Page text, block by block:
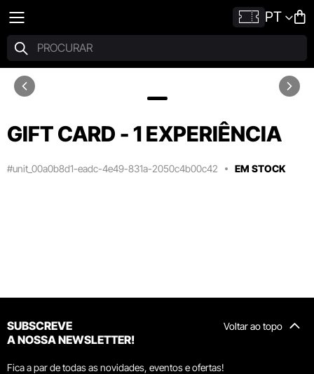
PT
GIFT CARD - 1 EXPERIÊNCIA
#unit_00a0b8d1-eadc-4e49-831a-2050c4b00c42 EM STOCK
Voltar ao topo
SUBSCREVE
A NOSSA NEWSLETTER!
Fica a par de todas as novidades, eventos e ofertas!